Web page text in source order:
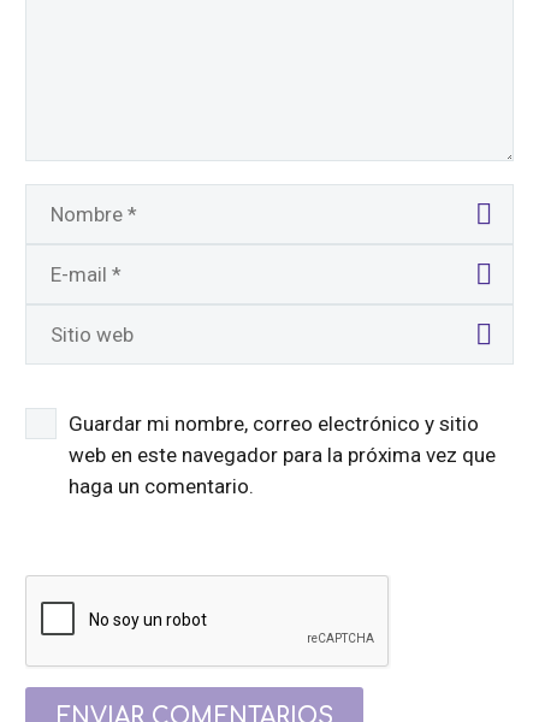
Guardar mi nombre, correo electrónico y sitio
web en este navegador para la próxima vez que
haga un comentario.
ENVIAR COMENTARIOS